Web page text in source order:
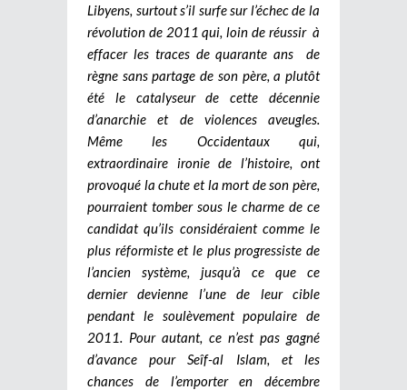
Libyens, surtout s’il surfe sur l’échec de la
révolution de 2011 qui, loin de réussir à
effacer les traces de quarante ans de
règne sans partage de son père, a plutôt
été le catalyseur de cette décennie
d’anarchie et de violences aveugles.
Même les Occidentaux qui,
extraordinaire ironie de l’histoire, ont
provoqué la chute et la mort de son père,
pourraient tomber sous le charme de ce
candidat qu’ils considéraient comme le
plus réformiste et le plus progressiste de
l’ancien système, jusqu’à ce que ce
dernier devienne l’une de leur cible
pendant le soulèvement populaire de
2011. Pour autant, ce n’est pas gagné
d’avance pour Seîf-al Islam, et les
chances de l’emporter en décembre